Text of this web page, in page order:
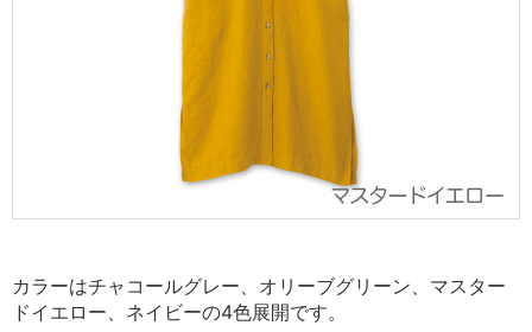
カラーはチャコールグレー、オリーブグリーン、マスター
ドイエロー、ネイビーの4色展開です。